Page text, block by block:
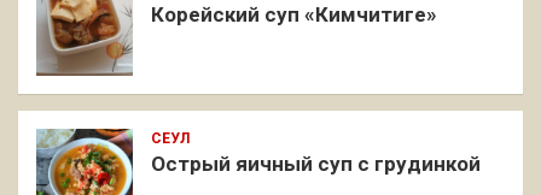
Корейский суп «Кимчитиге»
СЕУЛ
Острый яичный суп с грудинкой